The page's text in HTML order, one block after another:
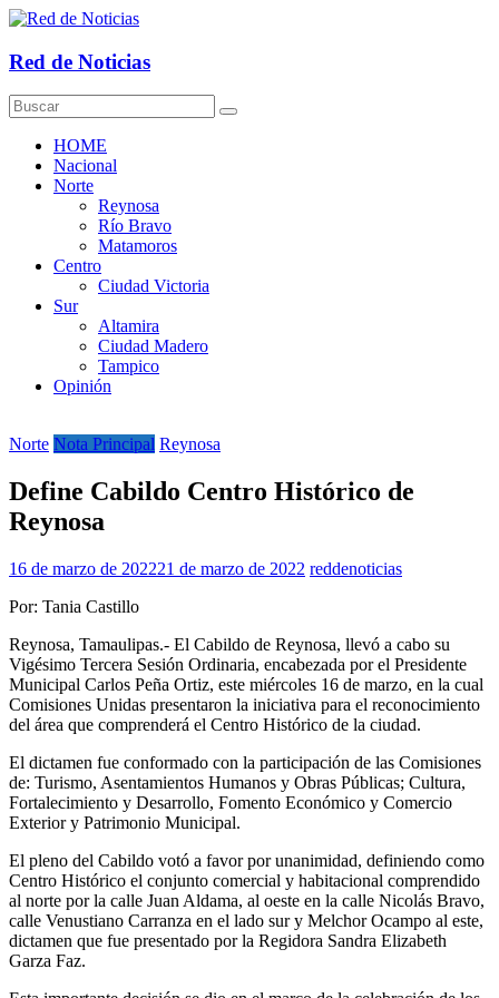
Saltar
contenido
Red de Noticias
HOME
Nacional
Norte
Reynosa
Río Bravo
Matamoros
Centro
Ciudad Victoria
Sur
Altamira
Ciudad Madero
Tampico
Opinión
Norte Nota Principal Reynosa
Define Cabildo Centro Histórico de
Reynosa
16 de marzo de 202221 de marzo de 2022 reddenoticias
Por: Tania Castillo
Reynosa, Tamaulipas.- El Cabildo de Reynosa, llevó a cabo su
Vigésimo Tercera Sesión Ordinaria, encabezada por el Presidente
Municipal Carlos Peña Ortiz, este miércoles 16 de marzo, en la cual
Comisiones Unidas presentaron la iniciativa para el reconocimiento
del área que comprenderá el Centro Histórico de la ciudad.
El dictamen fue conformado con la participación de las Comisiones
de: Turismo, Asentamientos Humanos y Obras Públicas; Cultura,
Fortalecimiento y Desarrollo, Fomento Económico y Comercio
Exterior y Patrimonio Municipal.
El pleno del Cabildo votó a favor por unanimidad, definiendo como
Centro Histórico el conjunto comercial y habitacional comprendido
al norte por la calle Juan Aldama, al oeste en la calle Nicolás Bravo,
calle Venustiano Carranza en el lado sur y Melchor Ocampo al este,
dictamen que fue presentado por la Regidora Sandra Elizabeth
Garza Faz.